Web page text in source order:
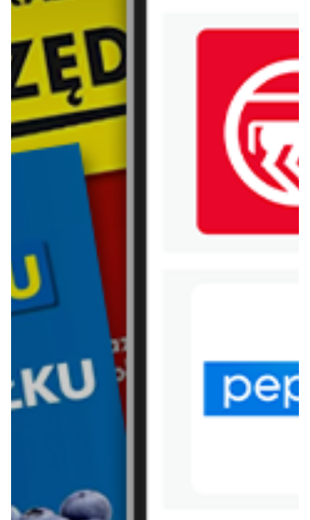
50 style
aktualna
Kolekcja do tenisa i padla
WIĘCEJ GAZETEK 50 STYLE